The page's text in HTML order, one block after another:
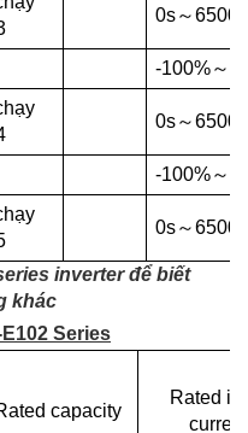
0s～6500s
-100%～
0s～6500s
-100%～
0s～6500s
inverter để biết
khác
Series
capacity
Rated
current